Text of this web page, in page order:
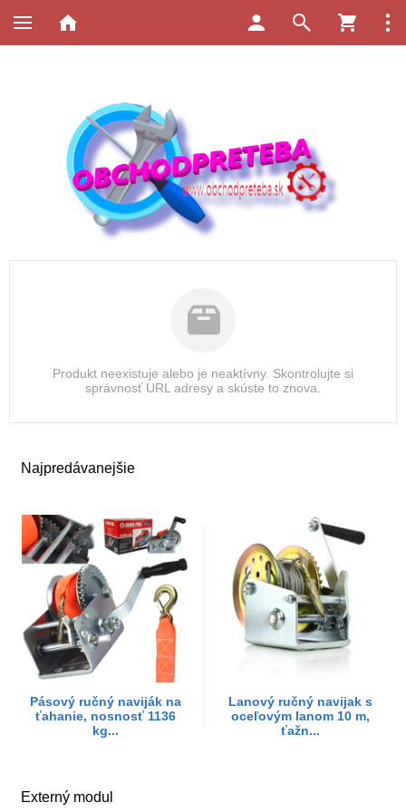
Najpredávanejšie
Pásový ručný naviják na
ťahanie, nosnosť 1136
kg...
Lanový ručný navijak s
oceľovým lanom 10 m,
ťažn...
Externý modul
Produkt neexistuje alebo je neaktívny. Skontrolujte si
správnosť URL adresy a skúste to znova.